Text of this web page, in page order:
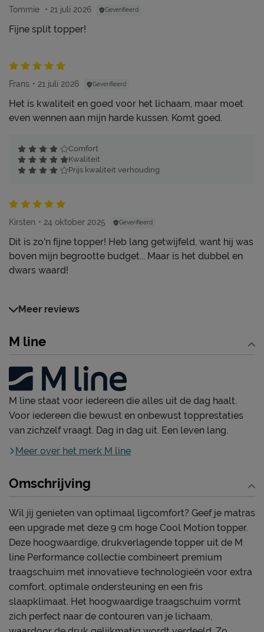
Tommie 21 juli 2026 Geverifieerd
Fijne split topper!
Frans 21 juli 2026 Geverifieerd
Het is kwaliteit en goed voor het lichaam, maar moet
even wennen aan mijn harde kussen. Komt goed.
Comfort
Kwaliteit
Prijs kwaliteit verhouding
Kirsten 24 oktober 2025 Geverifieerd
Dit is zo'n fijne topper! Heb lang getwijfeld, want hij was
boven mijn begrootte budget... Maar is het dubbel en
dwars waard!
Meer reviews
M line
M line staat voor iedereen die alles uit de dag haalt.
Voor iedereen die bewust en onbewust topprestaties
van zichzelf vraagt. Dag in dag uit. Een leven lang.
Meer over het merk M line
Omschrijving
Wil jij genieten van optimaal ligcomfort? Geef je matras
een upgrade met deze 9 cm hoge Cool Motion topper.
Deze hoogwaardige, drukverlagende topper uit de M
line Performance collectie combineert premium
traagschuim met innovatieve technologieën voor extra
comfort, optimale ondersteuning en een fris
slaapklimaat. Het hoogwaardige traagschuim vormt
zich perfect naar de contouren van je lichaam,